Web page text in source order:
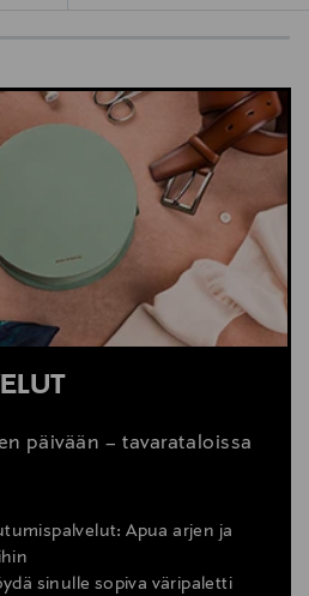
päivään – tavarataloissa
Apua arjen ja
sinulle sopiva väripaletti